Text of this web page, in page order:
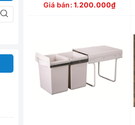
Giá bán: 1.200.000₫